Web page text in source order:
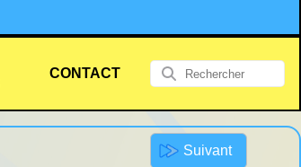
CONTACT
Suivant